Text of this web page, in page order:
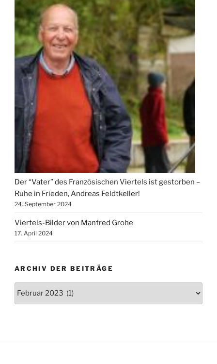
Der “Vater” des Französischen Viertels ist gestorben –
Ruhe in Frieden, Andreas Feldtkeller!
24. September 2024
Viertels-Bilder von Manfred Grohe
17. April 2024
ARCHIV DER BEITRÄGE